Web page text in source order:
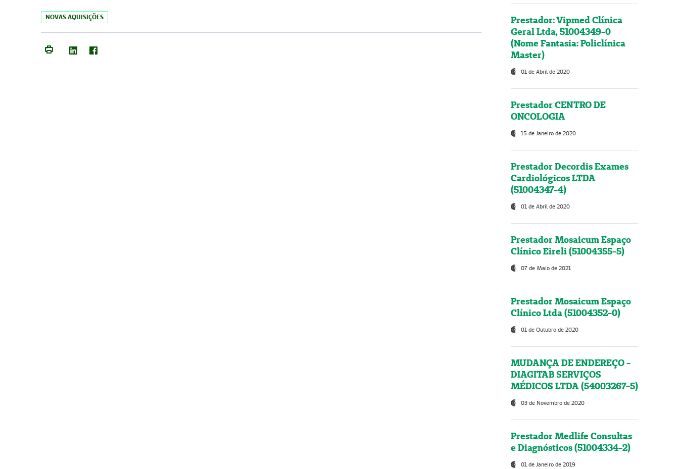
NOVAS AQUISIÇÕES
Prestador: Vipmed Clínica
Geral Ltda, 51004349-0
(Nome Fantasia: Policlínica
Master)
01 de Abril de 2020
Prestador CENTRO DE
ONCOLOGIA
15 de Janeiro de 2020
Prestador Decordis Exames
Cardiológicos LTDA
(51004347-4)
01 de Abril de 2020
Prestador Mosaicum Espaço
Clínico Eireli (51004355-5)
07 de Maio de 2021
Prestador Mosaicum Espaço
Clínico Ltda (51004352-0)
01 de Outubro de 2020
MUDANÇA DE ENDEREÇO -
DIAGITAB SERVIÇOS
MÉDICOS LTDA (54003267-5)
03 de Novembro de 2020
Prestador Medlife Consultas
e Diagnósticos (51004334-2)
01 de Janeiro de 2019